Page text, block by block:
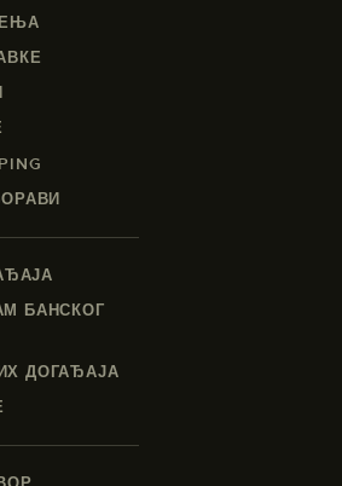
БАНСКОГ
ДОГАЂАЈА